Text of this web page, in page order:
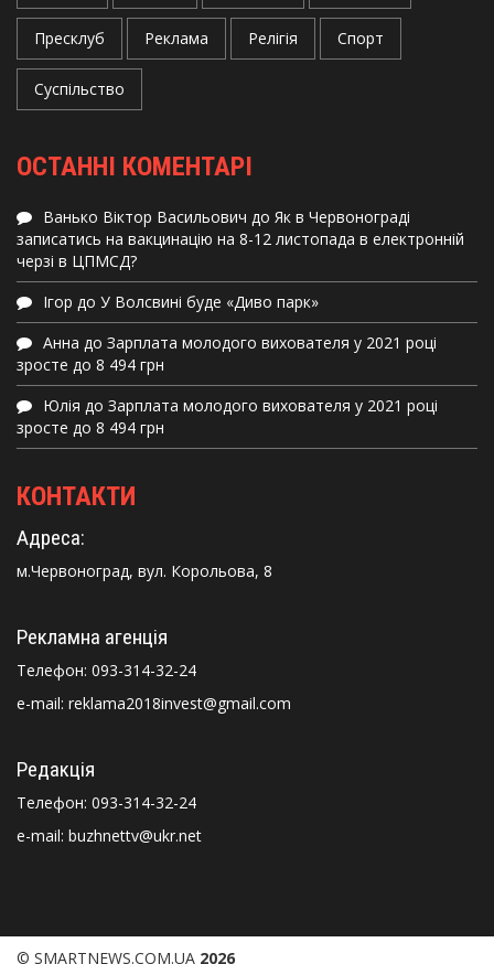
Пресклуб Реклама Релігія Спорт
Суспільство
ОСТАННІ КОМЕНТАРІ
Ванько Віктор Васильович до Як в Червонограді
записатись на вакцинацію на 8-12 листопада в електронній
черзі в ЦПМСД?
Ігор до У Волсвині буде «Диво парк»
Анна до Зарплата молодого вихователя у 2021 році
зросте до 8 494 грн
Юлія до Зарплата молодого вихователя у 2021 році
зросте до 8 494 грн
КОНТАКТИ
Адреса:
м.Червоноград, вул. Корольова, 8
Рекламна агенція
Телефон: 093-314-32-24
e-mail: reklama2018invest@gmail.com
Редакція
Телефон: 093-314-32-24
e-mail: buzhnettv@ukr.net
© SMARTNEWS.COM.UA 2026